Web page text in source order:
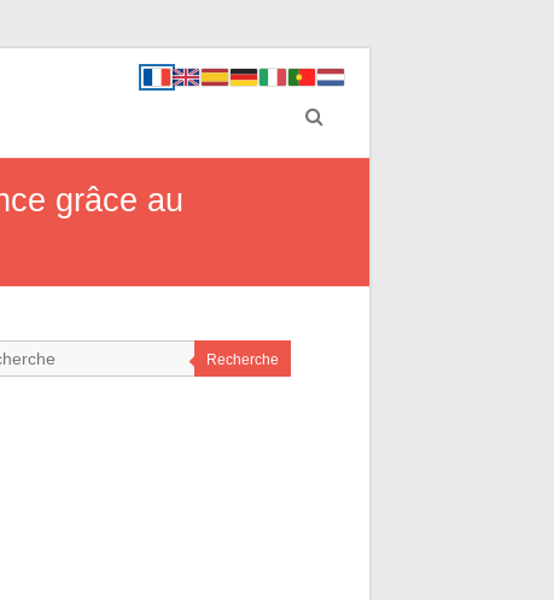
grâce au
Recherche